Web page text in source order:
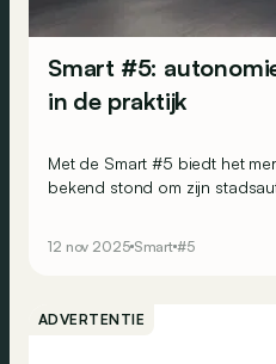
Smart #5:
in de praktijk
Met de Smart #5 biedt het
bekend stond om zijn
tal van andere troeven. Zoals
12 nov 2025 Smart #5
ADVERTENTIE